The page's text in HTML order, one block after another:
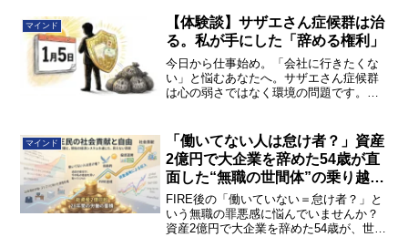
を作る考え方を徹底解説します。
マインド
【体験談】サザエさん症候群は治
る。私が手にした「辞める権利」
今日から仕事始め。「会社に行きたくな
い」と悩むあなたへ。サザエさん症候群
は心の弱さではなく環境の問題です。私
自立（FI）を目指すべき理由を解説しま
す。
マインド
「働いてない人は怠け者？」資産
2億円で大企業を辞めた54歳が直
面した“無職の世間体”の乗り越え
方
FIRE後の「働いていない＝怠け者？」と
いう無職の罪悪感に悩んでいませんか？
資産2億円で大企業を辞めた54歳が、世間